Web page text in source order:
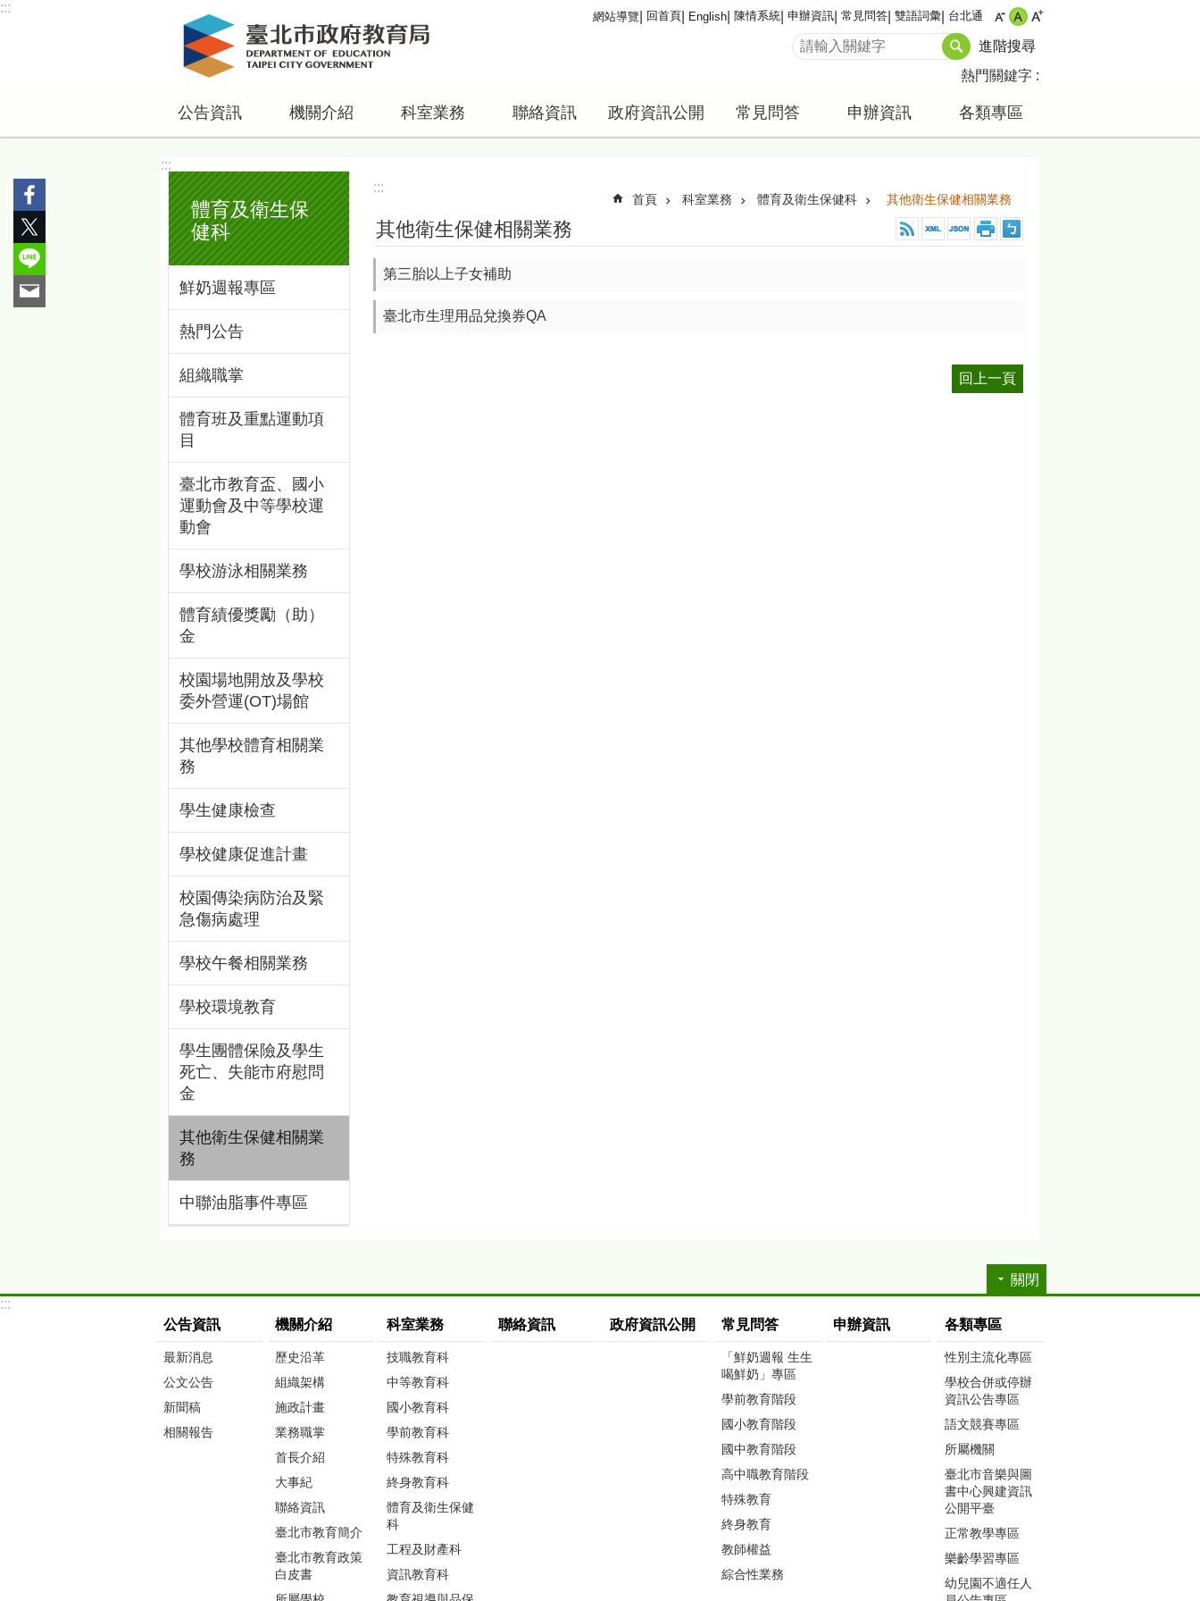
跳到主要內容區塊
:::
網站導覽 回首頁 English 陳情系統 申辦資訊 常見問答 雙語詞彙 台北通
進階搜尋
熱門關鍵字
公告資訊 機關介紹 科室業務 聯絡資訊 政府資訊公開 常見問答 申辦資訊 各類專區
:::
體育及衛生保
健科
鮮奶週報專區
熱門公告
組織職掌
體育班及重點運動項
目
臺北市教育盃、國小
運動會及中等學校運
動會
學校游泳相關業務
體育績優獎勵（助）
金
校園場地開放及學校
委外營運(OT)場館
其他學校體育相關業
務
學生健康檢查
學校健康促進計畫
校園傳染病防治及緊
急傷病處理
學校午餐相關業務
學校環境教育
學生團體保險及學生
死亡、失能市府慰問
金
其他衛生保健相關業
務
中聯油脂事件專區
:::
首頁 科室業務 體育及衛生保健科 其他衛生保健相關業務
其他衛生保健相關業務
第三胎以上子女補助
臺北市生理用品兌換券QA
回上一頁
關閉
:::
公告資訊
最新消息
公文公告
新聞稿
相關報告
機關介紹
歷史沿革
組織架構
施政計畫
業務職掌
首長介紹
大事紀
聯絡資訊
臺北市教育簡介
臺北市教育政策
白皮書
科室業務
技職教育科
中等教育科
國小教育科
學前教育科
特殊教育科
終身教育科
體育及衛生保健
科
工程及財產科
資訊教育科
聯絡資訊 政府資訊公開 常見問答
「鮮奶週報 生生
喝鮮奶」專區
學前教育階段
國小教育階段
國中教育階段
高中職教育階段
特殊教育
終身教育
教師權益
綜合性業務
申辦資訊 各類專區
性別主流化專區
學校合併或停辦
資訊公告專區
語文競賽專區
所屬機關
臺北市音樂與圖
書中心興建資訊
公開平臺
正常教學專區
樂齡學習專區
幼兒園不適任人